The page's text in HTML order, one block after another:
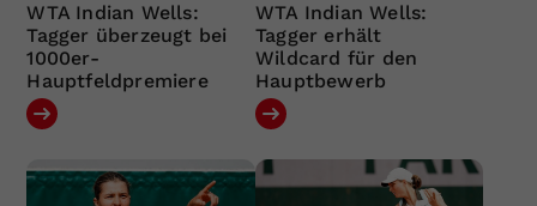
WTA Indian Wells:
Tagger überzeugt bei
1000er-
Hauptfeldpremiere
WTA Indian Wells:
Tagger erhält
Wildcard für den
Hauptbewerb